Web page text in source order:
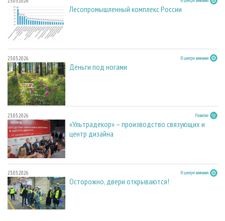
Лесопромышленный комплекс России
23.03.2026 В центре внимания
Деньги под ногами
23.03.2026 Развитие
«Ультрадекор» – производство связующих и
центр дизайна
23.03.2026 В центре внимания
Осторожно, двери открываются!